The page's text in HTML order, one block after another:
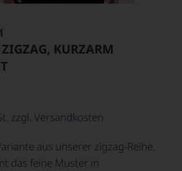
KURZARM
zzgl. Versandkosten
aus unserer zigzag-Reihe.
das feine Muster in